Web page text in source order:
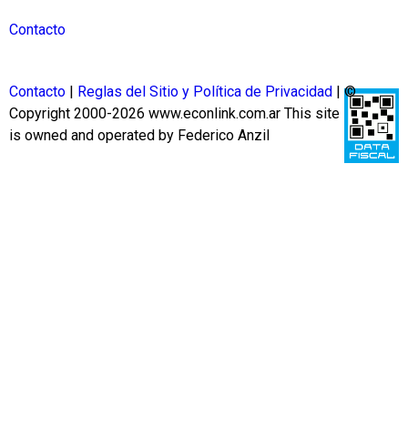
Contacto
Contacto Reglas del Sitio y Política de Privacidad
| ©
Copyright 2000-2026 www.econlink.com.ar This site
is owned and operated by Federico Anzil